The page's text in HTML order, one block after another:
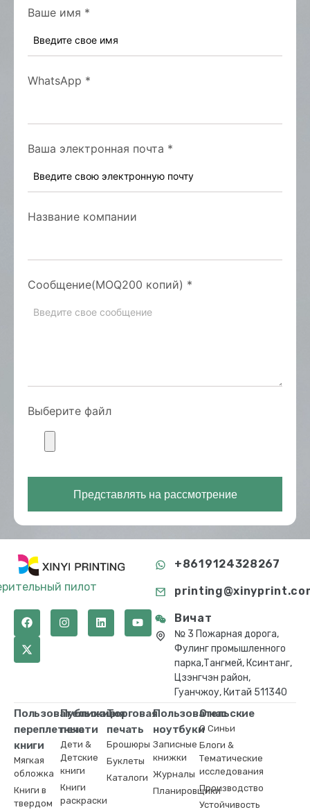
Ваше имя *
WhatsApp *
Ваша электронная почта *
Название компании
Сообщение(MOQ200 копий) *
Выберите файл
Представлять на рассмотрение
пилот
+8619124328267
Вичат
№ 3 Пожарная дорога,
Фулинг промышленного
парка,Тангмей, Ксинтанг,
Цзэнгчэн район,
Гуанчжоу, Китай 511340
Пользовательские
переплетные
книги
Мягкая
обложка
Книги в
твердом
Публикация
печати
Дети &
Детские
книги
Книги
раскраски
Торговая
печать
Брошюры
Буклеты
Каталоги
Пользовательские
ноутбуки
Записные
книжки
Журналы
Планировщики
О нас
О Синьи
Блоги &
Тематические
исследования
Производство
Устойчивость